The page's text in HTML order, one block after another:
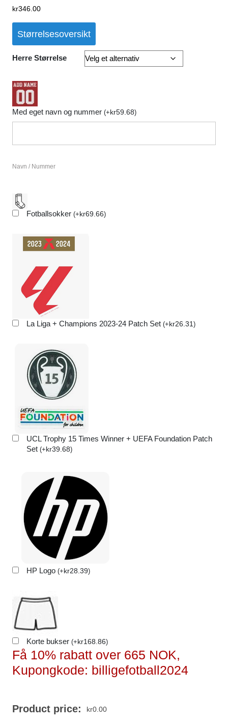
kr346.00
Størrelsesoversikt
Herre Størrelse
Med eget navn og nummer (+kr59.68)
Navn / Nummer
Fotballsokker (+kr69.66)
La Liga + Champions 2023-24 Patch Set (+kr26.31 )
UCL Trophy 15 Times Winner + UEFA Foundation Patch
Set (+kr39.68)
HP Logo (+kr28.39)
Korte bukser (+kr168.86)
Få 10% rabatt over 665 NOK,
Kupongkode: billigefotball2024
Product price: kr0.00